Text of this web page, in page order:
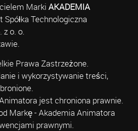
Marki AKADEMIA
Technologiczna
z o. o.
Prawa Zastrzeżone.
i wykorzystywanie treści,
jest chroniona prawnie.
Markę - Akademia Animatora
prawnymi.